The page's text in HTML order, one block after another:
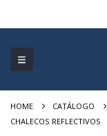
HOME CATÁLOGO
CHALECOS REFLECTIVOS